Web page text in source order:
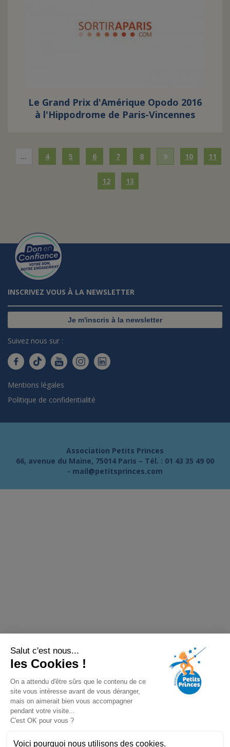
Salut c'est nous...
les Cookies !
On a attendu d'être sûrs que le contenu de ce
site vous intéresse avant de vous déranger,
mais on aimerait bien vous accompagner
pendant votre visite...
C'est OK pour vous ?
Voici pourquoi nous utilisons des cookies.
Le Grand Prix d'Amérique Opodo 2016
à l'Hippodrome de Paris-Vincennes
… 4 5 6 7 8 9 10 11
12 13
INSCRIVEZ VOUS À LA NEWSLETTER
Je m'inscris à la newsletter
Suivez nous sur :
Mentions légales
Politique de confidentialité
Association Petits Princes
66, avenue du Maine, 75014 Paris – Tél. : 01 43 35 49 00
- mail@petitsprinces.com